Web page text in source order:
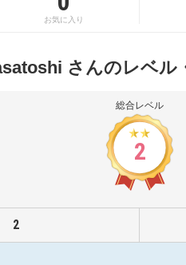
お気に入り
さんのレベル
総合レベル
2
2